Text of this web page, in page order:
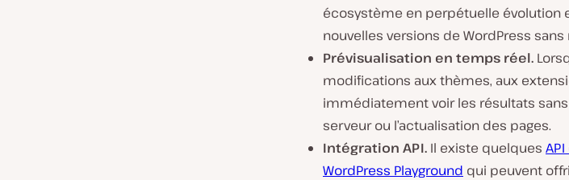
écosystème en perpétuelle évolution
nouvelles versions de WordPress sans
Prévisualisation en temps réel.
modifications aux thèmes, aux
immédiatement voir les résultats
serveur ou l’actualisation des pages.
Intégration API. Il existe quelques
WordPress Playground qui peuvent